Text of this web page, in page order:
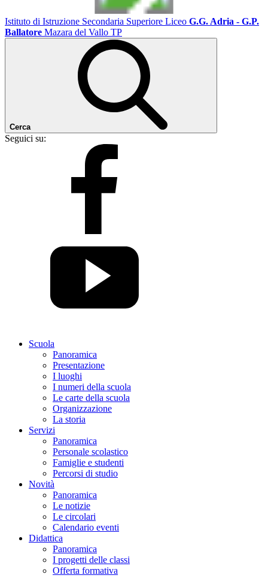
Istituto di Istruzione Secondaria Superiore Liceo G.G. Adria - G.P.
Ballatore Mazara del Vallo TP
Cerca
Seguici su:
Scuola
Panoramica
Presentazione
I luoghi
I numeri della scuola
Le carte della scuola
Organizzazione
La storia
Servizi
Panoramica
Personale scolastico
Famiglie e studenti
Percorsi di studio
Novità
Panoramica
Le notizie
Le circolari
Calendario eventi
Didattica
Panoramica
I progetti delle classi
Offerta formativa